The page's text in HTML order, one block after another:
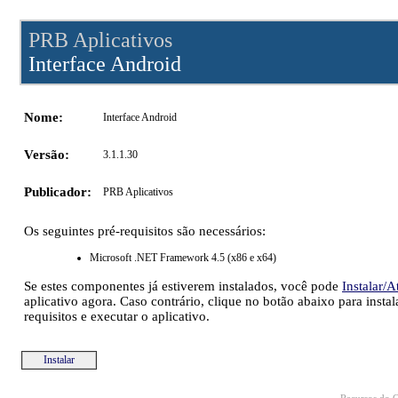
PRB Aplicativos
Interface Android
Nome: Interface Android
Versão: 3.1.1.30
Publicador: PRB Aplicativos
Os seguintes pré-requisitos são necessários:
Microsoft .NET Framework 4.5 (x86 e x64)
Se estes componentes já estiverem instalados, você pode Instalar/
aplicativo agora. Caso contrário, clique no botão abaixo para
requisitos e executar o aplicativo.
Instalar